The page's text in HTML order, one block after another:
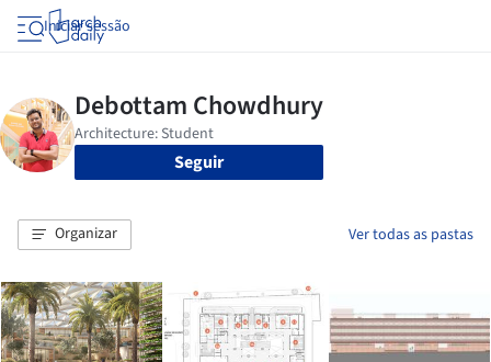
Iniciar sessão
Seguir
Organizar Ver todas as pastas